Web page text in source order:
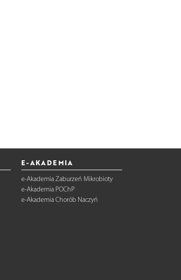
E-AKADEMIA
e-Akademia Zaburzeń Mikrobioty
e-Akademia POChP
e-Akademia Chorób Naczyń